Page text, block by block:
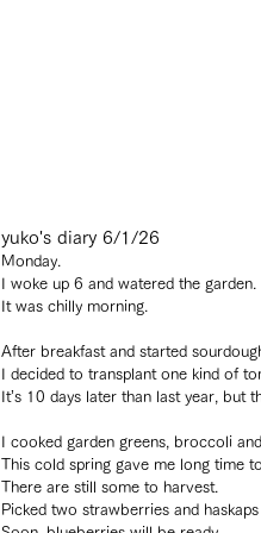
yuko's diary 6/1/26
Monday.
I woke up 6 and watered the garden.
It was chilly morning.
After breakfast and started
I decided to transplant one kind of
It’s 10 days later than last year, but
I cooked garden greens, broccoli
This cold spring gave me long time
There are still some to harvest.
Picked two strawberries and